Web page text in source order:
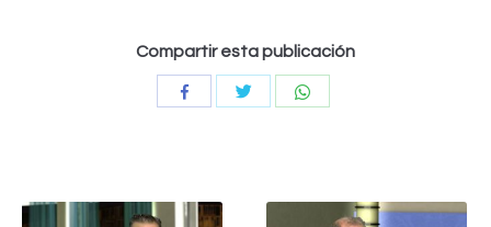
Compartir esta publicación
CompartirCompartir